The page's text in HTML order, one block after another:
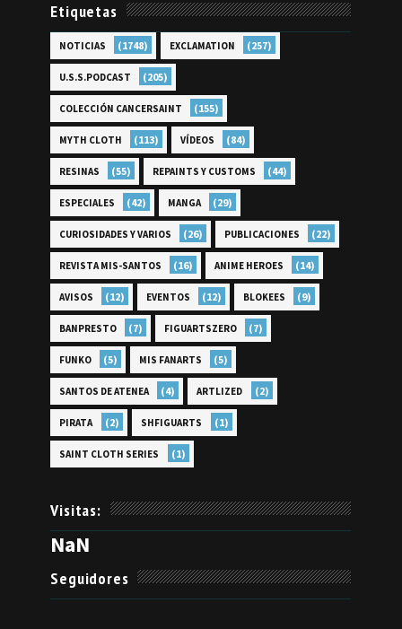
Etiquetas
NOTICIAS (1748) EXCLAMATION (257)
U.S.S.PODCAST (205)
COLECCIÓN CANCERSAINT (155)
MYTH CLOTH (113) VÍDEOS (84)
RESINAS (55) REPAINTS Y CUSTOMS (44)
ESPECIALES (42) MANGA (29)
CURIOSIDADES Y VARIOS (26) PUBLICACIONES (22)
REVISTA MIS-SANTOS (16) ANIME HEROES (14)
AVISOS (12) EVENTOS (12) BLOKEES (9)
BANPRESTO (7) FIGUARTSZERO (7)
FUNKO (5) MIS FANARTS (5)
SANTOS DE ATENEA (4) ARTLIZED (2)
PIRATA (2) SHFIGUARTS (1)
SAINT CLOTH SERIES (1)
Visitas:
NaN
Seguidores